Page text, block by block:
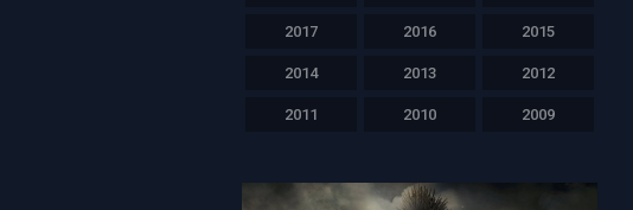
2017 2016 2015
2014 2013 2012
2011 2010 2009